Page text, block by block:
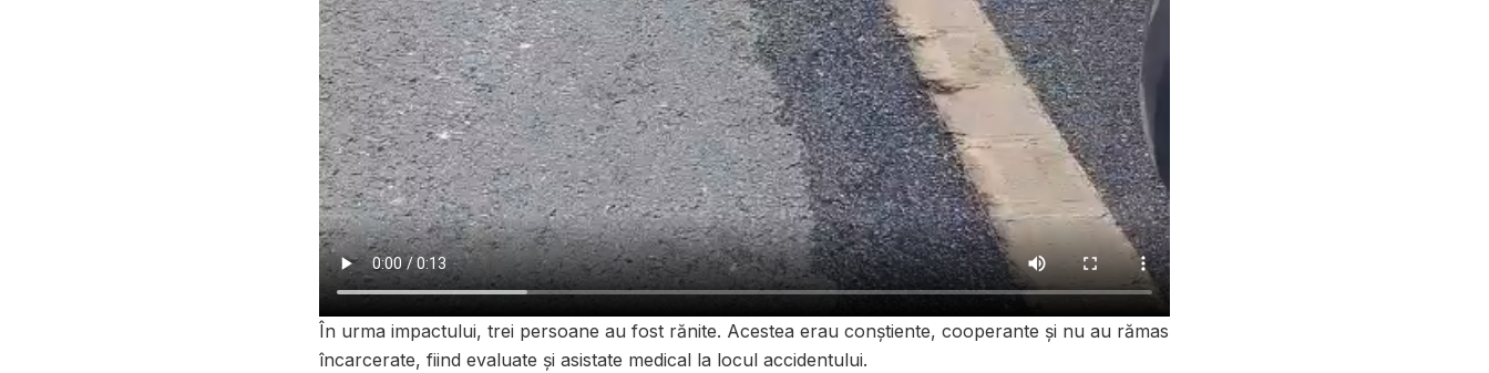
În urma impactului, trei persoane au fost rănite. Acestea erau conștiente, cooperante și nu au rămas
încarcerate, fiind evaluate și asistate medical la locul accidentului.